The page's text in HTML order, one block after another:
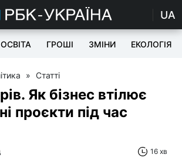
UA
ОСВІТА ГРОШІ ЗМІНИ ЕКОЛОГІЯ
» Статті
Як бізнес втілює
проєкти під час
16 хв